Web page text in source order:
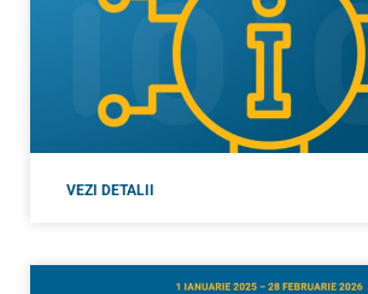
VEZI DETALII